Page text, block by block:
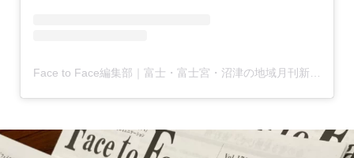
Face to Face編集部｜富士・富士宮・沼津の地域月刊新聞(@facetoface.contextually)がシェアした投稿